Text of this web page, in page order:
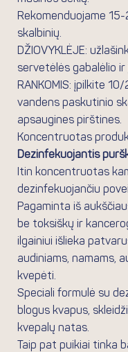
Rekomenduojame
skalbinių.
DŽIOVYKLĖJE:
servetėlės ​​gabalėlio
RANKOMIS: įpilkite
vandens paskutinio
apsaugines pirštines.
Koncentruotas
Dezinfekuojantis
Itin koncentruotas
dezinfekuojančiu
Pagaminta iš
be toksiškų ir
ilgainiui išlieka
audiniams, namams,
kvepėti.
Speciali formulė su
blogus kvapus,
kvepalų natas.
Taip pat puikiai tinka